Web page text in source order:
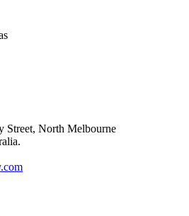
Street, North Melbourne